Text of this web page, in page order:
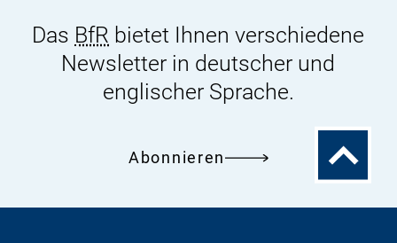
Das BfR bietet Ihnen verschiedene
Newsletter in deutscher und
englischer Sprache.
Abonnieren
Zum